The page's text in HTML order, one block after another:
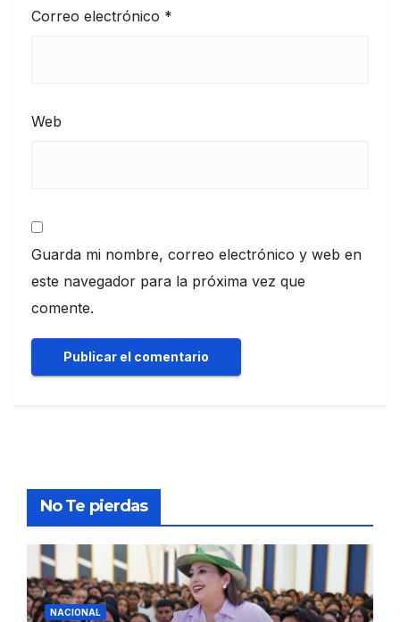
Correo electrónico *
Web
Guarda mi nombre, correo electrónico y web en
este navegador para la próxima vez que
comente.
No Te pierdas
NACIONAL